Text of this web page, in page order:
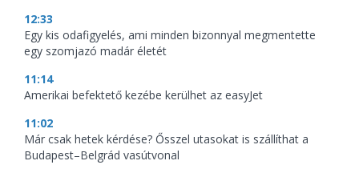
12:33
Egy kis odafigyelés, ami minden bizonnyal megmentette
egy szomjazó madár életét
11:14
Amerikai befektető kezébe kerülhet az easyJet
11:02
Már csak hetek kérdése? Ősszel utasokat is szállíthat a
Budapest–Belgrád vasútvonal